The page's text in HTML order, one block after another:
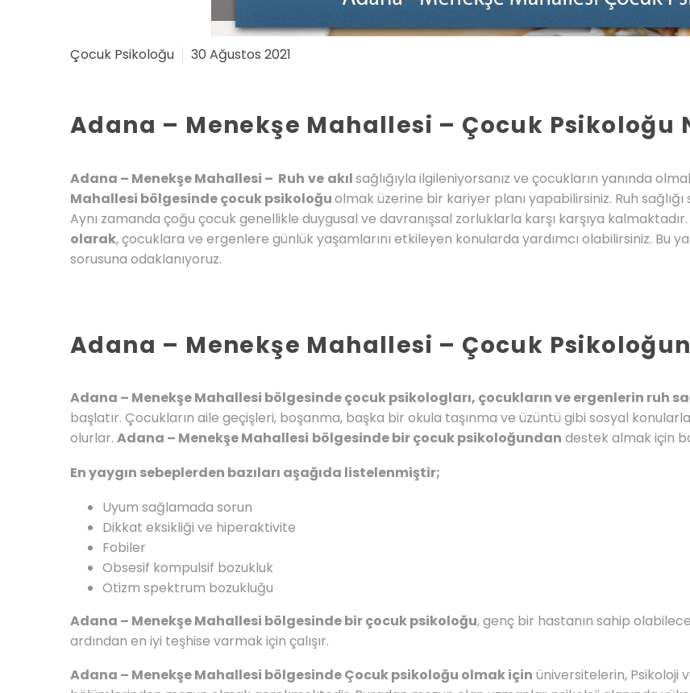
Çocuk Psikoloğu 30 Ağustos 2021
Adana – Menekşe Mahallesi – Çocuk Psikoloğu
Adana – Menekşe Mahallesi – Ruh ve akılsağlığıyla ilgileniyorsanız ve çocukların yanında
Mahallesi bölgesinde çocuk psikoloğuolmak üzerine bir kariyer planı yapabilirsiniz. Ruh
Aynı zamanda çoğu çocuk genellikle duygusal ve davranışsal zorluklarla karşı karşıya
olarak, çocuklara ve ergenlere günlük yaşamlarını etkileyen konularda yardımcı olabilirsiniz. Bu
sorusuna odaklanıyoruz.
Adana – Menekşe Mahallesi – Çocuk
Adana – Menekşe Mahallesi bölgesinde çocuk psikologları, çocukların ve ergenlerin ruh
başlatır. Çocukların aile geçişleri, boşanma, başka bir okula taşınma ve üzüntü gibi sosyal
olurlar. Adana – Menekşe Mahallesi bölgesinde bir çocuk psikoloğundan destek almak için
En yaygın sebeplerden bazıları aşağıda listelenmiştir;
Uyum sağlamada sorun
Dikkat eksikliği ve hiperaktivite
Fobiler
Obsesif kompulsif bozukluk
Otizm spektrum bozukluğu
Adana – Menekşe Mahallesi bölgesinde bir çocuk psikoloğu, genç bir hastanın sahip
ardından en iyi teşhise varmak için çalışır.
Adana – Menekşe Mahallesi bölgesinde Çocuk psikoloğu olmak için üniversitelerin, Psikoloji